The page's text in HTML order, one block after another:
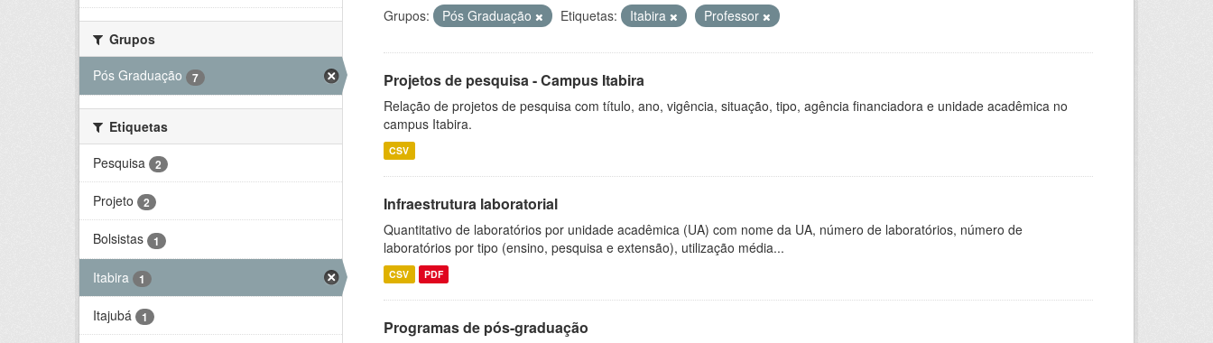
Grupos
Pós Graduação
7
Etiquetas
Pesquisa
2
Projeto 2
Bolsistas 1
Itabira 1
Itajubá 1
Grupos:
Pós Graduação Etiquetas: Itabira Professor
Projetos de pesquisa - Campus Itabira
Relação de projetos de pesquisa com título, ano, vigência, situação, tipo, agência financiadora e unidade acadêmica no
campus Itabira.
CSV
Infraestrutura laboratorial
Quantitativo de laboratórios por unidade acadêmica (UA) com nome da UA, número de laboratórios, número de
laboratórios por tipo (ensino, pesquisa e extensão), utilização média...
CSV PDF
Programas de pós-graduação